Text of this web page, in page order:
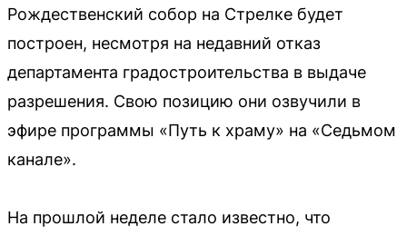
Рождественский собор на Стрелке будет
построен, несмотря на недавний отказ
департамента градостроительства в выдаче
разрешения. Свою позицию они озвучили в
эфире программы «Путь к храму» на «Седьмом
канале».
На прошлой неделе стало известно, что